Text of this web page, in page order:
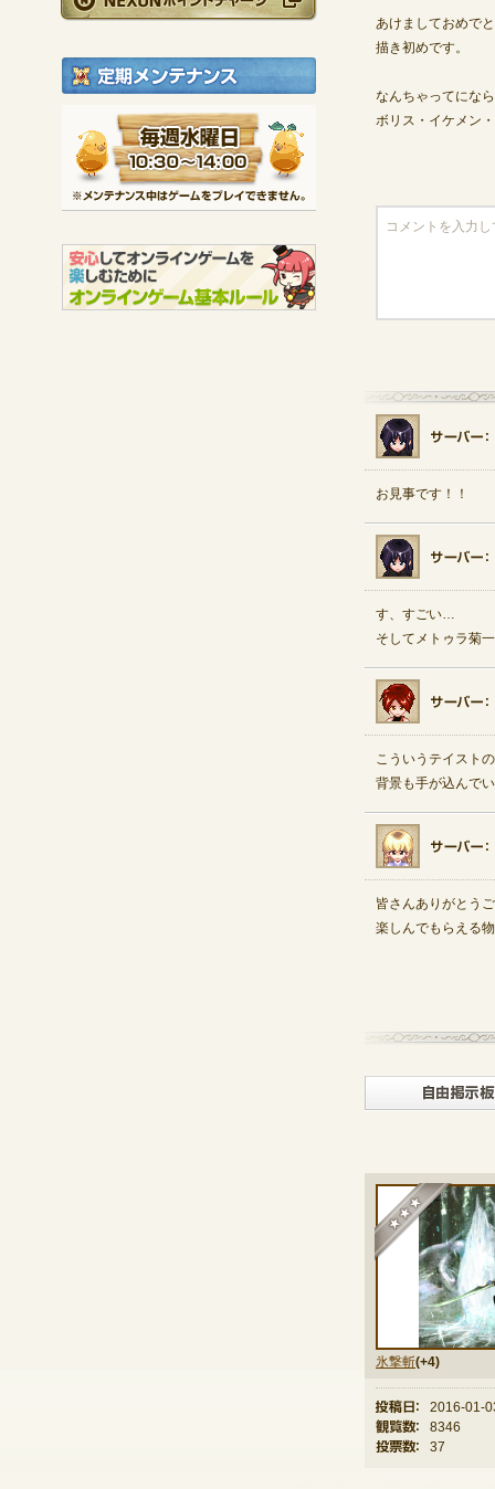
毎週水曜日 10:30
あけましておめで
描き初めです。
なんちゃってにな
ボリス・イケメン
お見事です！！
す、すごい…
そしてメトゥラ菊
こういうテイスト
背景も手が込んで
皆さんありがとう
楽しんでもらえる
氷撃斬(+4)
投稿日：
2016-01-
観覧数：
8346
投票数：
37